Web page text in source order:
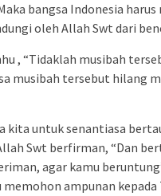
bangsa Indonesia
oleh Allah Swt dari
, “Tidaklah musibah
musibah tersebut hilang
kita untuk senantiasa
Swt berfirman, “Dan
agar kamu
ampunan